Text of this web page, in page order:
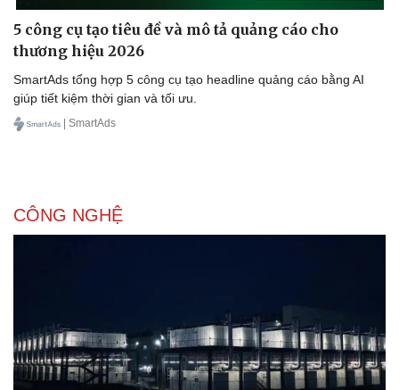
5 công cụ tạo tiêu đề và mô tả quảng cáo cho
thương hiệu 2026
SmartAds tổng hợp 5 công cụ tạo headline quảng cáo bằng AI
giúp tiết kiệm thời gian và tối ưu.
| SmartAds
CÔNG NGHỆ